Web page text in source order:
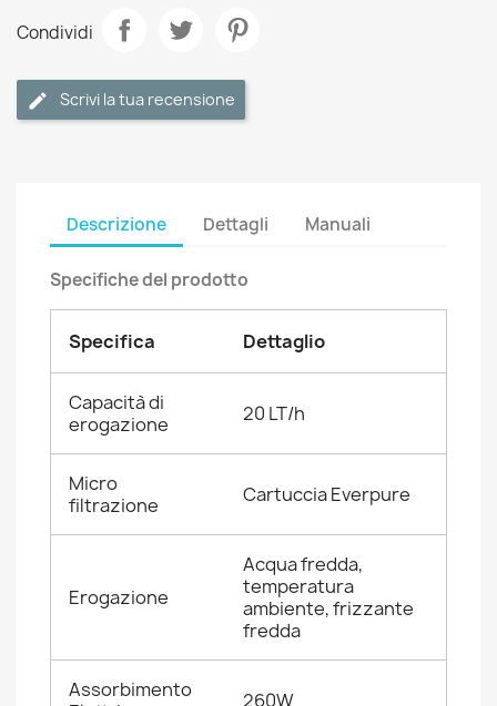
Condividi
Scrivi la tua recensione
Descrizione Dettagli Manuali
Specifiche del prodotto
Specifica Dettaglio
Capacità di
erogazione
20 LT/h
Micro
filtrazione
Cartuccia Everpure
Erogazione
Acqua fredda,
temperatura
ambiente, frizzante
fredda
Assorbimento
260W